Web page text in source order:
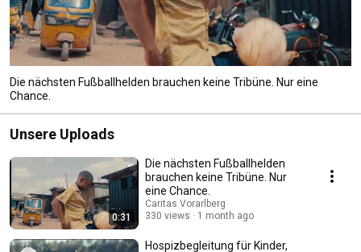
Die nächsten Fußballhelden brauchen keine Tribüne. Nur eine
Chance.
Unsere Uploads
0:31
Die nächsten Fußballhelden
brauchen keine Tribüne. Nur
eine Chance.
Caritas Vorarlberg
330 views
1 month ago
Hospizbegleitung für Kinder,